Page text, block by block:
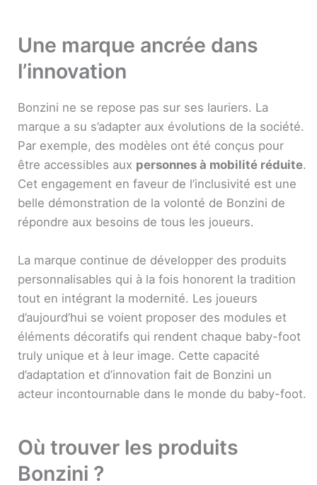
Une marque ancrée dans
l’innovation
Bonzini ne se repose pas sur ses lauriers. La
marque a su s’adapter aux évolutions de la société.
Par exemple, des modèles ont été conçus pour
être accessibles aux personnes à mobilité réduite.
Cet engagement en faveur de l’inclusivité est une
belle démonstration de la volonté de Bonzini de
répondre aux besoins de tous les joueurs.
La marque continue de développer des produits
personnalisables qui à la fois honorent la tradition
tout en intégrant la modernité. Les joueurs
d’aujourd’hui se voient proposer des modules et
éléments décoratifs qui rendent chaque baby-foot
truly unique et à leur image. Cette capacité
d’adaptation et d’innovation fait de Bonzini un
acteur incontournable dans le monde du baby-foot.
Où trouver les produits
Bonzini ?